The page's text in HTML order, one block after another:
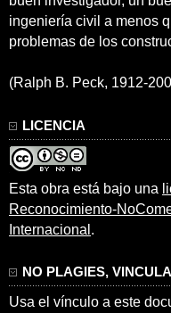
ingeniería civil a menos
problemas de los
(Ralph B. Peck, 1912-
LICENCIA
Esta obra está bajo una
Reconocimiento-
Internacional .
NO PLAGIES, VINCULA
Usa el vínculo a este